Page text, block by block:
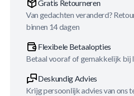
Gratis Retourneren
Van gedachten veranderd?
binnen 14 dagen
Flexibele Betaalopties
Betaal vooraf of gemakkelijk
Deskundig Advies
Krijg persoonlijk advies van ons